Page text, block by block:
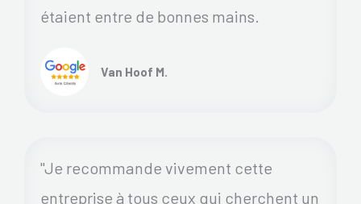
étaient entre de bonnes mains.
Van Hoof M.
"Je recommande vivement cette
entreprise à tous ceux qui cherchent un